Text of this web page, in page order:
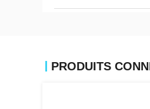
PRODUITS